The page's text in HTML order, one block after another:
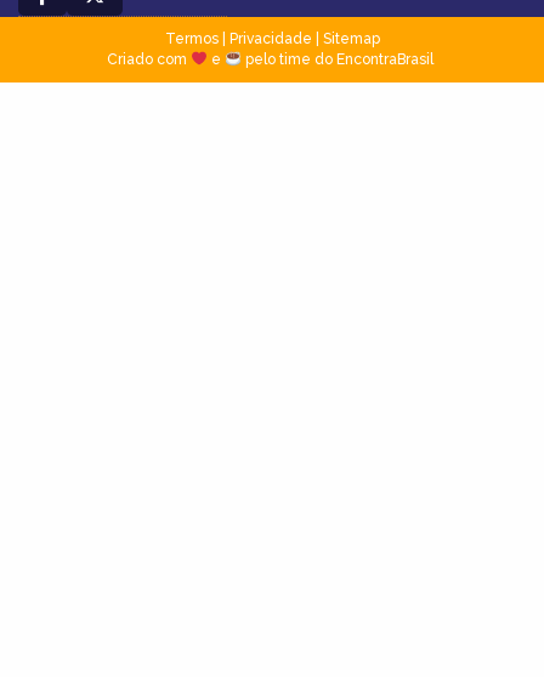
Termos| Privacidade
Sitemap
Criado com
e pelo time do EncontraBrasil